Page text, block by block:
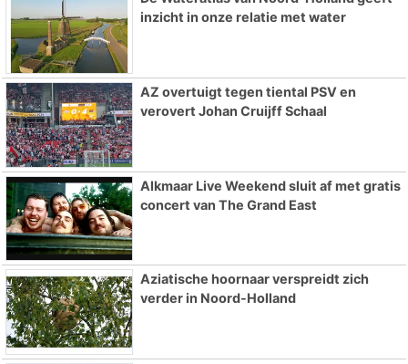
inzicht in onze relatie met water
AZ overtuigt tegen tiental PSV en
verovert Johan Cruijff Schaal
Alkmaar Live Weekend sluit af met gratis
concert van The Grand East
Aziatische hoornaar verspreidt zich
verder in Noord-Holland